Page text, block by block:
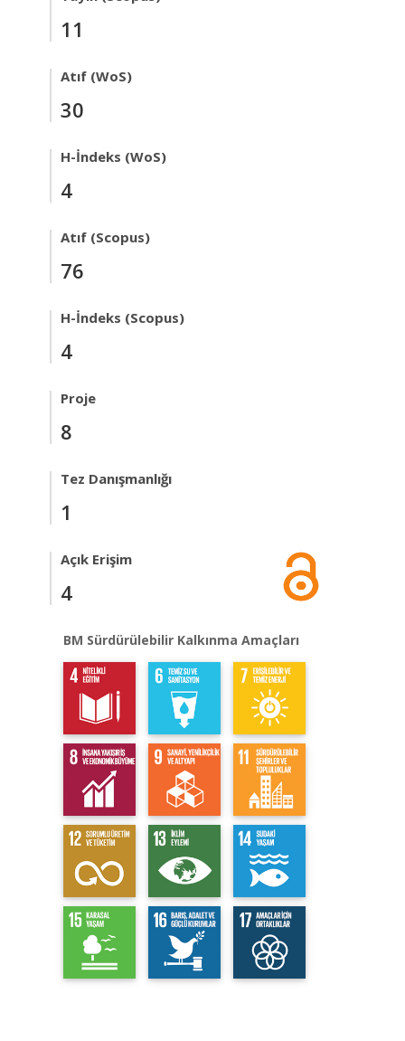
11
Atıf (WoS)
30
H-İndeks (WoS)
4
Atıf (Scopus)
76
H-İndeks (Scopus)
4
Proje
8
Tez Danışmanlığı
1
Açık Erişim
4
BM Sürdürülebilir Kalkınma Amaçları